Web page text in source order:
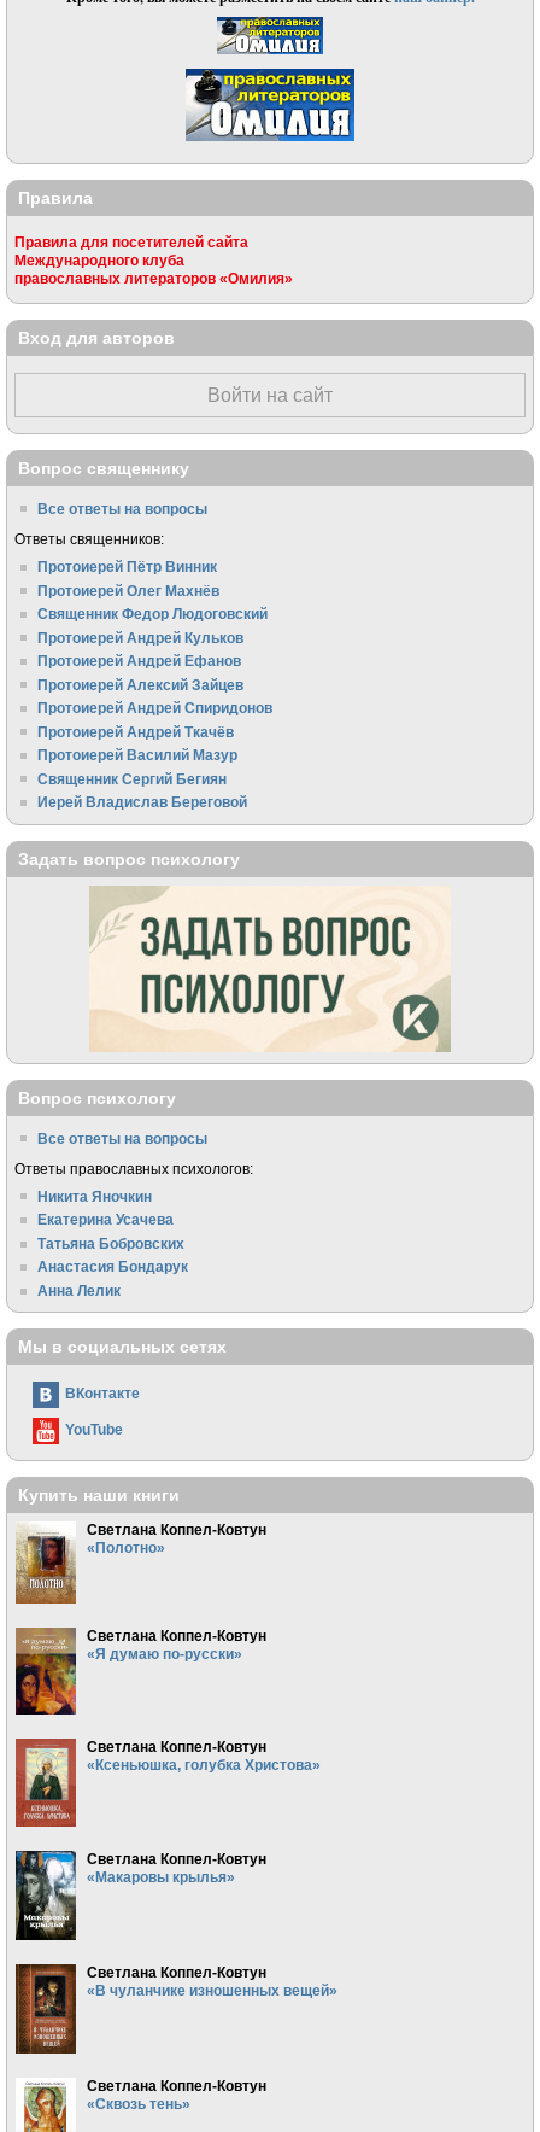
Правила
Правила для посетителей сайта
Международного клуба
православных литераторов «Омилия»
Вход для авторов
Войти на сайт
Вопрос священнику
Все ответы на вопросы
Ответы священников:
Протоиерей Пётр Винник
Протоиерей Олег Махнёв
Священник Федор Людоговский
Протоиерей Андрей Кульков
Протоиерей Андрей Ефанов
Протоиерей Алексий Зайцев
Протоиерей Андрей Спиридонов
Протоиерей Андрей Ткачёв
Протоиерей Василий Мазур
Священник Сергий Бегиян
Иерей Владислав Береговой
Задать вопрос психологу
Вопрос психологу
Все ответы на вопросы
Ответы православных психологов:
Никита Яночкин
Екатерина Усачева
Татьяна Бобровских
Анастасия Бондарук
Анна Лелик
Мы в социальных сетях
ВКонтакте
YouTube
Купить наши книги
Светлана Коппел-Ковтун
«Полотно»
Светлана Коппел-Ковтун
«Я думаю по-русски»
Светлана Коппел-Ковтун
«Ксеньюшка, голубка Христова»
Светлана Коппел-Ковтун
«Макаровы крылья»
Светлана Коппел-Ковтун
«В чуланчике изношенных вещей»
Светлана Коппел-Ковтун
«Сквозь тень»